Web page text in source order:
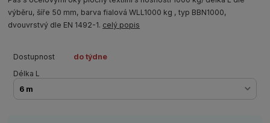
výběru, šíře 50 mm, barva fialová WLL1000 kg , typ BBN1000,
dvouvrstvý dle EN 1492-1. celý popis
Dostupnost
do týdne
Délka L